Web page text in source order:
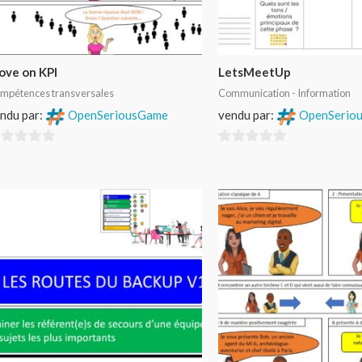
on KPI
transversales
par: OpenSeriousGame
LetsMeetUp
Communication - Information
vendu par:
5